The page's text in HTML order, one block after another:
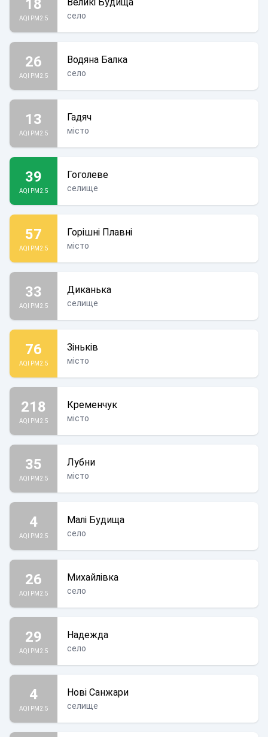
18
AQI PM2.5 село
26
AQI PM2.5
Водяна Балка
село
13
AQI PM2.5
Гадяч
місто
39
AQI PM2.5
Гоголеве
селище
57
AQI PM2.5
Горішні Плавні
місто
33
AQI PM2.5
Диканька
селище
76
AQI PM2.5
Зіньків
місто
218
AQI PM2.5
Кременчук
місто
35
AQI PM2.5
Лубни
місто
4
AQI PM2.5
Малі Будища
село
26
AQI PM2.5
Михайлівка
село
29
AQI PM2.5
Надежда
село
4
AQI PM2.5
Нові Санжари
селище